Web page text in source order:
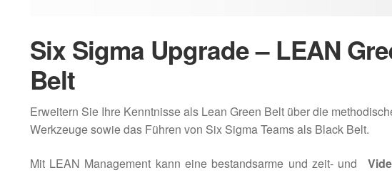
Six Sigma Upgrade – LEAN
Belt
Erweitern Sie Ihre Kenntnisse als Lean Green Belt über die
Werkzeuge sowie das Führen von Six Sigma Teams als Black Belt.
Mit LEAN Management kann eine bestandsarme und zeit- und